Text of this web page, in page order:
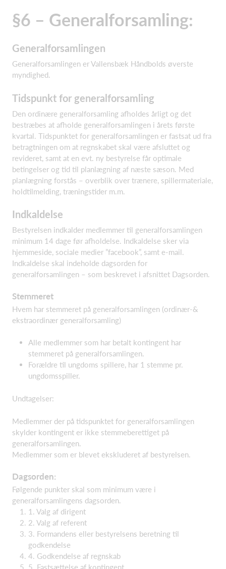
§6 – Generalforsamling:
Generalforsamlingen
Generalforsamlingen er Vallensbæk Håndbolds øverste
myndighed.
Tidspunkt for generalforsamling
Den ordinære generalforsamling afholdes årligt og det
bestræbes at afholde generalforsamlingen i årets første
kvartal. Tidspunktet for generalforsamlingen er fastsat ud fra
betragtningen om at regnskabet skal være afsluttet og
revideret, samt at en evt. ny bestyrelse får optimale
betingelser og tid til planlægning af næste sæson. Med
planlægning forstås – overblik over trænere, spillermateriale,
holdtilmelding, træningstider m.m.
Indkaldelse
Bestyrelsen indkalder medlemmer til generalforsamlingen
minimum 14 dage før afholdelse. Indkaldelse sker via
hjemmeside, sociale medier ”facebook”, samt e-mail.
Indkaldelse skal indeholde dagsorden for
generalforsamlingen – som beskrevet i afsnittet Dagsorden.
Stemmeret
Hvem har stemmeret på generalforsamlingen (ordinær-&
ekstraordinær generalforsamling)
Alle medlemmer som har betalt kontingent har
stemmeret på generalforsamlingen.
Forældre til ungdoms spillere, har 1 stemme pr.
ungdomsspiller.
Undtagelser:
Medlemmer der på tidspunktet for generalforsamlingen
skylder kontingent er ikke stemmeberettiget på
generalforsamlingen.
Medlemmer som er blevet ekskluderet af bestyrelsen.
Dagsorden:
Følgende punkter skal som minimum være i
generalforsamlingens dagsorden.
1. Valg af dirigent
2. Valg af referent
3. Formandens eller bestyrelsens beretning til
godkendelse
4. Godkendelse af regnskab
5. Fastsættelse af kontingent